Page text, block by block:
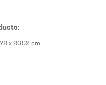
x 26.92 cm